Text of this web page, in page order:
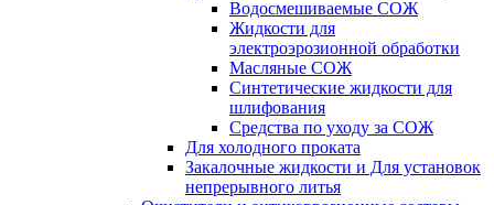
Водосмешиваемые СОЖ
Жидкости для
электроэрозионной обработки
Масляные СОЖ
Синтетические жидкости для
шлифования
Средства по уходу за СОЖ
Для холодного проката
Закалочные жидкости и Для установок
непрерывного литья